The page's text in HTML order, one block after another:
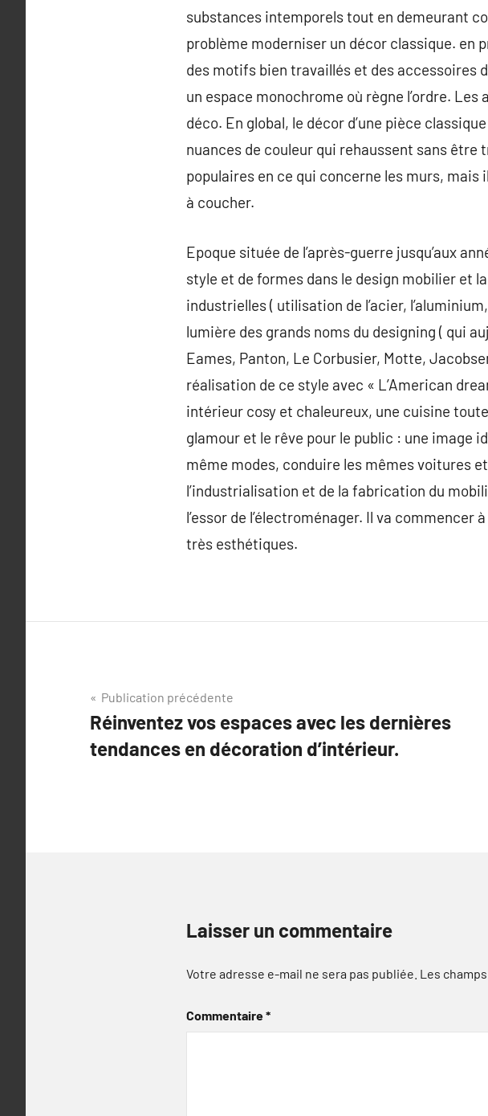
substances intemporels tout en demeurant
problème moderniser un décor classique. en
des motifs bien travaillés et des accessoires
un espace monochrome où règne l’ordre.
déco. En global, le décor d’une pièce
nuances de couleur qui rehaussent sans
populaires en ce qui concerne les murs,
à coucher.
Epoque située de l’après-guerre jusqu’aux
style et de formes dans le design mobilier et
industrielles ( utilisation de l’acier,
lumière des grands noms du designing ( qui
Eames, Panton, Le Corbusier, Motte,
réalisation de ce style avec « L’American
intérieur cosy et chaleureux, une cuisine
glamour et le rêve pour le public : une image
même modes, conduire les mêmes voitures
l’industrialisation et de la fabrication du
l’essor de l’électroménager. Il va
très esthétiques.
Navigation
de
l’article
Publication précédente
Réinventez vos espaces avec les dernières
tendances en décoration d’intérieur.
Laisser un commentaire
Votre adresse e-mail ne sera pas publiée. Les
Commentaire*